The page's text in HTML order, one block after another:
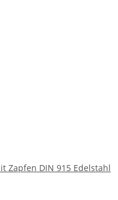
Zapfen DIN 915 Edelstahl